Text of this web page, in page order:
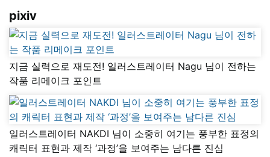
pixiv
지금 실력으로 재도전! 일러스트레이터 Nagu 님이 전하는
작품 리메이크 포인트
일러스트레이터 NAKDI 님이 소중히 여기는 풍부한 표정의
캐릭터 표현과 제작 ‘과정’을 보여주는 남다른 진심